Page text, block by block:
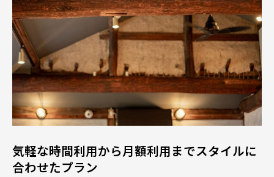
気軽な時間利用から月額利用までスタイルに
合わせたプラン